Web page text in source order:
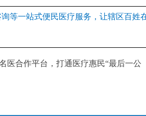
等一站式便民医疗服务，让辖区百姓
合作平台，打通医疗惠民“最后一公